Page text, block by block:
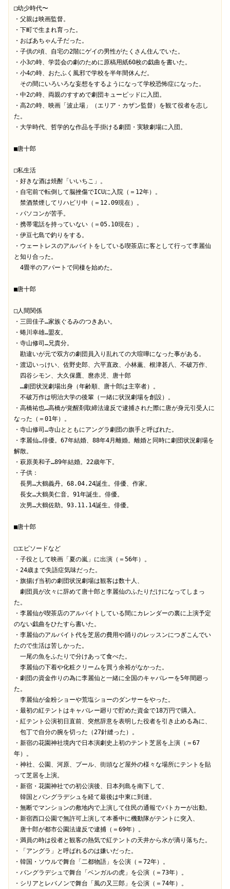
□幼少時代〜
・父親は映画監督。
・下町で生まれ育った。
・おばあちゃん子だった。
・子供の頃、自宅の2階にゲイの男性がたくさん住んでいた。
・小3の時、学芸会の劇のために原稿用紙60枚の戯曲を書いた。
・小4の時、おたふく風邪で学校を半年間休んだ。
その間にいろいろな妄想をするようになって学校恐怖症になった。
・中2の時、両親のすすめで劇団キューピッドに入団。
・高2の時、映画「波止場」（エリア・カザン監督）を観て役者を志し
た。
・大学時代、哲学的な作品を手掛ける劇団・実験劇場に入団。
■唐十郎
□私生活
・好きな酒は焼酎「いいちこ」。
・自宅前で転倒して脳挫傷でICUに入院（＝12年）。
禁酒禁煙してリハビリ中（＝12.09現在）。
・パソコンが苦手。
・携帯電話を持っていない（＝05.10現在）。
・伊豆七島で釣りをする。
・ウェートレスのアルバイトをしている喫茶店に客として行って李麗仙
と知り合った。
4畳半のアパートで同棲を始めた。
■唐十郎
□人間関係
・三田佳子…家族ぐるみのつきあい。
・蜷川幸雄…盟友。
・寺山修司…兄貴分。
勘違いが元で双方の劇団員入り乱れての大喧嘩になった事がある。
・渡辺いっけい、佐野史郎、六平直政、小林薫、根津甚八、不破万作、
四谷シモン、大久保鷹、麿赤児、唐十郎
…劇団状況劇場出身（年齢順、唐十郎は主宰者）。
不破万作は明治大学の後輩（一緒に状況劇場を創設）。
・高橋祐也…高橋が覚醒剤取締法違反で逮捕された際に唐が身元引受人に
なった（＝01年）。
・寺山修司…寺山とともにアングラ劇団の旗手と呼ばれた。
・李麗仙…俳優。67年結婚、88年4月離婚。離婚と同時に劇団状況劇場を
解散。
・萩原美和子…89年結婚。22歳年下。
・子供：
長男…大鶴義丹。68.04.24誕生。俳優、作家。
長女…大鶴美仁音。91年誕生。俳優。
次男…大鶴佐助。93.11.14誕生。俳優。
■唐十郎
□エピソードなど
・子役として映画「夏の嵐」に出演（＝56年）。
・24歳まで失語症気味だった。
・旗揚げ当初の劇団状況劇場は観客は数十人、
劇団員が次々に辞めて唐十郎と李麗仙のふたりだけになってしまっ
た。
・李麗仙が喫茶店のアルバイトしている間にカレンダーの裏に上演予定
のない戯曲をひたすら書いた。
・李麗仙のアルバイト代を芝居の費用や踊りのレッスンにつぎこんでい
たので生活は苦しかった。
一尾の魚をふたりで分けあって食べた。
李麗仙の下着や化粧クリームを買う余裕がなかった。
・劇団の資金作りの為に李麗仙と一緒に全国のキャバレーを5年間廻っ
た。
李麗仙が金粉ショーや荒塩ショーのダンサーをやった。
・最初の紅テントはキャバレー廻りで貯めた資金で18万円で購入。
・紅テント公演初日直前、突然辞意を表明した役者を引き止める為に、
包丁で自分の腕を切った（27針縫った）。
・新宿の花園神社境内で日本演劇史上初のテント芝居を上演（＝67
年）。
・神社、公園、河原、プール、街頭など屋外の様々な場所にテントを貼
って芝居を上演。
・新宿・花園神社での初公演後、日本列島を南下して、
韓国とバングラデシュを経て最後は中東に到達。
・無断でマンションの敷地内で上演して住民の通報でパトカーが出動。
・新宿西口公園で無許可上演して本番中に機動隊がテントに突入、
唐十郎が都市公園法違反で逮捕（＝69年）。
・満員の時は役者と観客の熱気で紅テントの天井から水が滴り落ちた。
・「アングラ」と呼ばれるのは嫌いだった。
・韓国・ソウルで舞台「二都物語」を公演（＝72年）。
・バングラデシュで舞台「ベンガルの虎」を公演（＝73年）。
・シリアとレバノンで舞台「風の又三郎」を公演（＝74年）。